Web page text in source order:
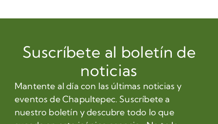
Suscríbete al boletín de
noticias
Mantente al día con las últimas noticias y
eventos de Chapultepec. Suscríbete a
nuestro boletín y descubre todo lo que